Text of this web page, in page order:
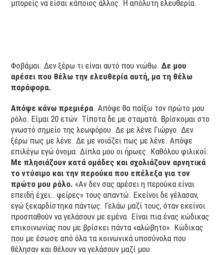
μπορείς να είσαι κάποιος άλλος. Η απόλυτη ελευθερία.
Φοβάμαι. Δεν ξέρω τι είναι αυτό που νιώθω.Δε μου
αρέσει που θέλω την ελευθερία αυτή, μα τη θέλω
παράφορα.
Απόψε κάνω πρεμιέρα. Απόψε θα παίξω τον πρώτο μου
ρόλο. Είμαι 20 ετών. Τίποτα δε με σταματά. Βρίσκομαι στο
γνωστό σημείο της λεωφόρου. Δε με λένε Γιώργο. Δεν
ξέρω πως με λένε. Δε με νοιάζει πως με λένε. Απόψε
επιλέγω εγώ όνομα. Δίπλα μου οι ήρωες. Καθόλου φιλικοί.
Με πλησιάζουν κατά ομάδες και σχολιάζουν αρνητικά
το ντύσιμο και την περούκα που επέλεξα για τον
πρώτο μου ρόλο. «Αν δεν σας αρέσει η περούκα είναι
επειδή έχει… ψείρες» τους απαντώ. Εκείνοι δε γέλασαν,
εγώ ξεκαρδίστηκα πάντως. Γελάω μαζί τους, όταν εκείνοι
προσπαθούν να γελάσουν με εμένα. Είναι πια ένας κώδικας
επικοινωνίας που με βρίσκει πάντα «αλώβητο». Κώδικας
που με έσωσε από όλα τα κοινωνικά υποσύνολα που
θέλησαν και θέλουν να γελάσουν μαζί μου.